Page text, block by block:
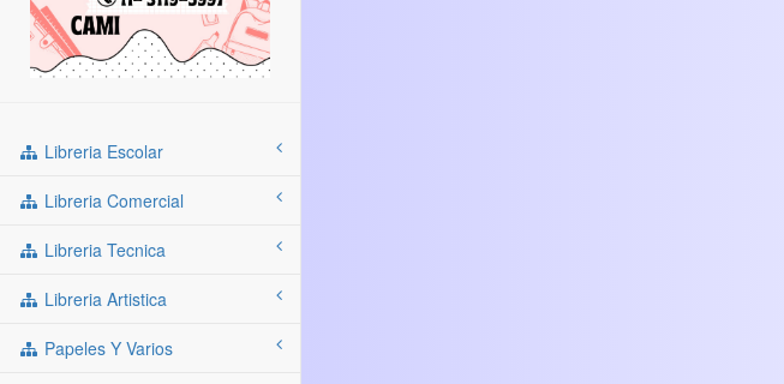
Libreria Escolar
Libreria Comercial
Libreria Tecnica
Libreria Artistica
Papeles Y Varios